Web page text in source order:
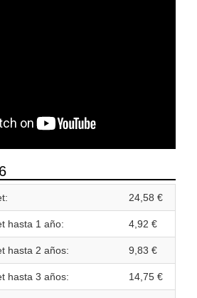
24,58 €
hasta 1 año: 4,92 €
hasta 2 años: 9,83 €
hasta 3 años: 14,75 €